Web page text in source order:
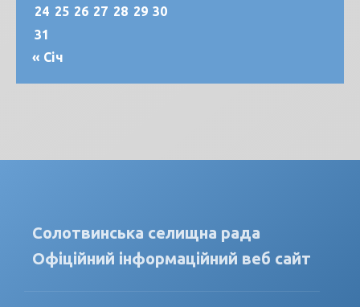
24 25 26 27 28 29 30
31
« Січ
Солотвинська селищна рада
Офіційний інформаційний веб сайт